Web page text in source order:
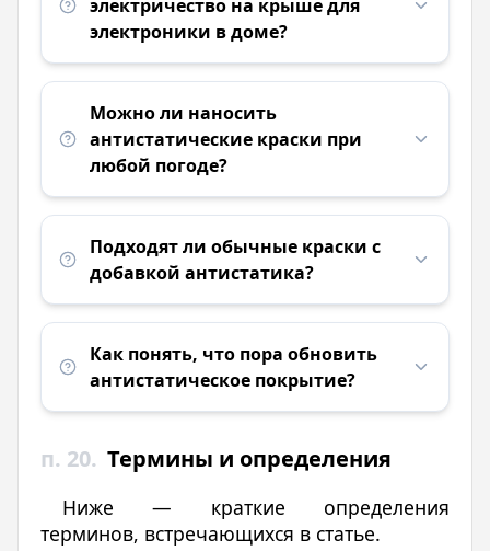
электричество на крыше для
электроники в доме?
Можно ли наносить
антистатические краски при
любой погоде?
Подходят ли обычные краски с
добавкой антистатика?
Как понять, что пора обновить
антистатическое покрытие?
п. 20. Термины и определения
Ниже — краткие определения
терминов, встречающихся в статье.